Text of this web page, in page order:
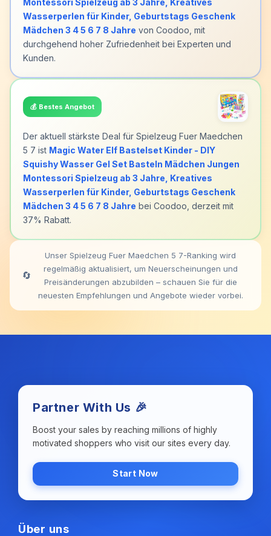
Montessori Spielzeug ab 3 Jahre, Kreatives
Wasserperlen für Kinder, Geburtstags Geschenk
Mädchen 3 4 5 6 7 8 Jahre von Coodoo, mit
durchgehend hoher Zufriedenheit bei Experten und
Kunden.
💰 Bestes Angebot
Der aktuell stärkste Deal für Spielzeug Fuer Maedchen
5 7 ist Magic Water Elf Bastelset Kinder - DIY
Squishy Wasser Gel Set Basteln Mädchen Jungen
Montessori Spielzeug ab 3 Jahre, Kreatives
Wasserperlen für Kinder, Geburtstags Geschenk
Mädchen 3 4 5 6 7 8 Jahre bei Coodoo, derzeit mit
37% Rabatt.
🔄
Unser Spielzeug Fuer Maedchen 5 7-Ranking wird
regelmäßig aktualisiert, um Neuerscheinungen und
Preisänderungen abzubilden – schauen Sie für die
neuesten Empfehlungen und Angebote wieder vorbei.
Partner With Us 🎉
Boost your sales by reaching millions of highly
motivated shoppers who visit our sites every day.
Start Now
Über uns